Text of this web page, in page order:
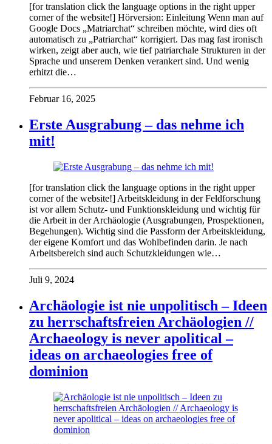
[for translation click the language options in the right upper
corner of the website!] Hörversion: Einleitung Wenn man auf
Google Docs „Matriarchat“ schreiben möchte, wird dies oft
automatisch zu „Patriarchat“ korrigiert. Das mag fast ironisch
wirken, zeigt aber auch, wie tief patriarchale Strukturen in der
Sprache und unserem Denken verankert sind. Und wenig
erhitzt die…
Februar 16, 2025
Erste Ausgrabung – das nehme ich
mit!
[for translation click the language options in the right upper
corner of the website!] Arbeitskleidung in der Feldforschung
ist vor allem Schutz- und Funktionskleidung und wichtig für
die Arbeit in der Archäologie (Ausgrabungen, Prospektionen,
Begehungen). Wichtig sind die Passform der Arbeitskleidung,
der eigene Komfort und das Wohlbefinden darin. Je nach
Arbeitsbereich sind auch Schutzkleidungen wie…
Juli 9, 2024
Archäologie ist nie unpolitisch – Ideen
zu herrschaftsfreien Archäologien //
Archaeology is never apolitical –
ideas on archaeologies free of
dominion